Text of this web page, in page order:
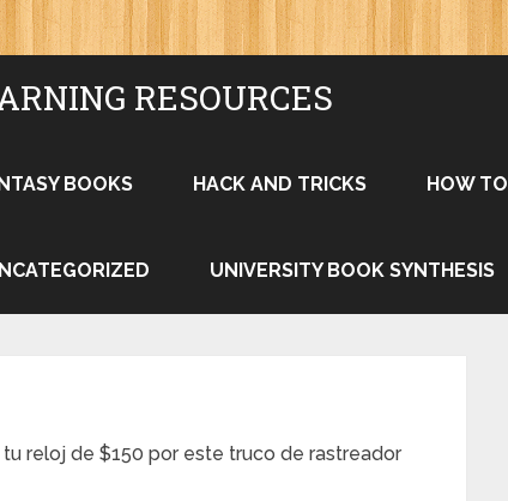
RESOURCES
BOOKS HACK AND TRICKS HOW TO
UNIVERSITY BOOK SYNTHESIS
reloj de $150 por este truco de rastreador